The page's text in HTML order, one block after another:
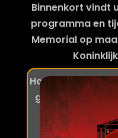
Binnenkort vindt
programma en
Memorial op
Hou onze
goed in de
het